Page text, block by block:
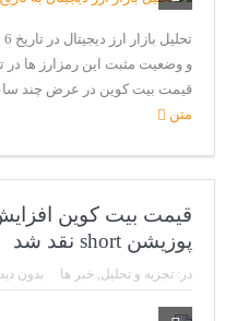
قیمت بیت کوین در عرض چند
متن
پوزیشن short نقد شد
در: تجزیه و تحلیل, خبر ها بدون